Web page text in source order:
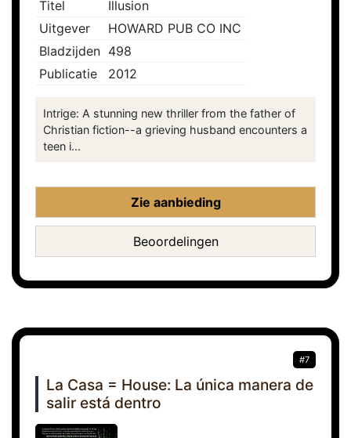
Titel
Illusion
Uitgever
HOWARD PUB CO INC
Bladzijden 498
Publicatie
2012
Intrige: A stunning new thriller from the father of
Christian fiction--a grieving husband encounters a
teen i...
Zie aanbieding
Beoordelingen
#7
La Casa = House: La única manera de
salir está dentro